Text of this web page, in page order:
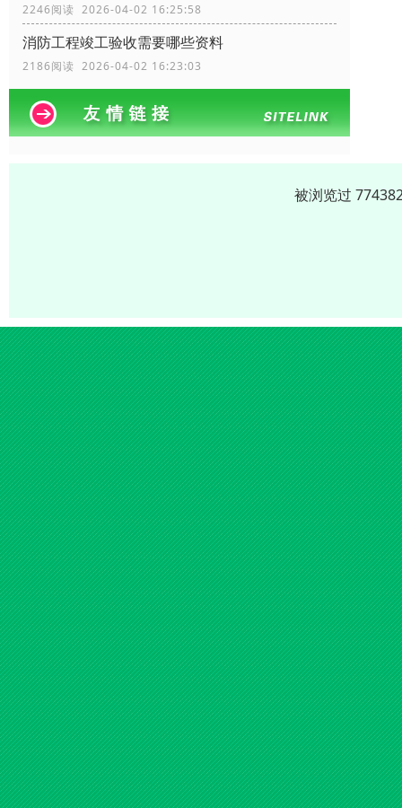
2246阅读 2026-04-02 16:25:58
消防工程竣工验收需要哪些资料
2186阅读 2026-04-02 16:23:03
被浏览过